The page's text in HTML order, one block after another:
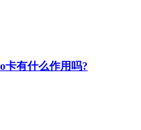
卡有什么作用吗?